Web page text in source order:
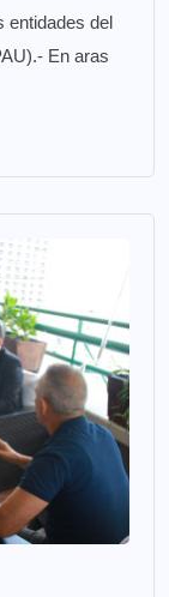
entidades del
En aras